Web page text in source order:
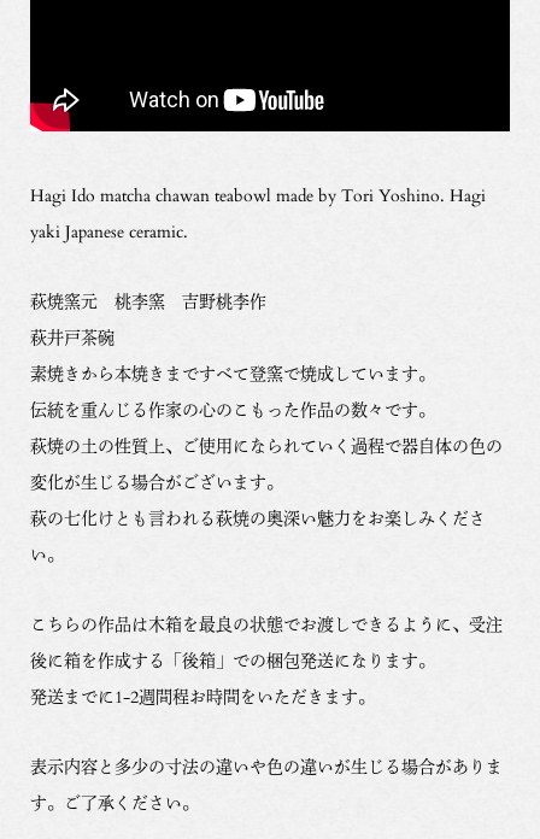
Hagi Ido matcha chawan teabowl made by Tori Yoshino. Hagi
yaki Japanese ceramic.
萩焼窯元 桃李窯 吉野桃李作
萩井戸茶碗
素焼きから本焼きまですべて登窯で焼成しています。
伝統を重んじる作家の心のこもった作品の数々です。
萩焼の土の性質上、ご使用になられていく過程で器自体の色の
変化が生じる場合がございます。
萩の七化けとも言われる萩焼の奥深い魅力をお楽しみくださ
い。
こちらの作品は木箱を最良の状態でお渡しできるように、受注
後に箱を作成する「後箱」での梱包発送になります。
発送までに1-2週間程お時間をいただきます。
表示内容と多少の寸法の違いや色の違いが生じる場合がありま
す。ご了承ください。